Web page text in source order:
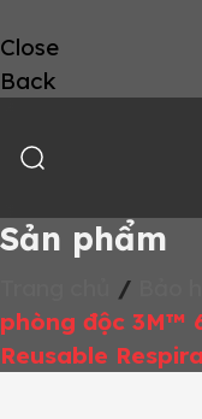
Close
Back
Sản phẩm
/
phòng độc 3M™
Reusable